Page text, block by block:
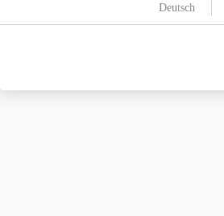
Deutsch